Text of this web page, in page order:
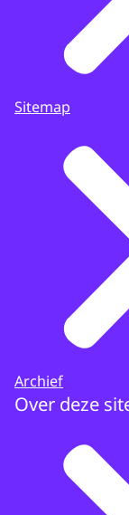
Sitemap
Archief
Over deze